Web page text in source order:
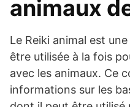
animaux
Le Reiki animal est
être utilisée à la fois
avec les animaux. Ce
informations sur les